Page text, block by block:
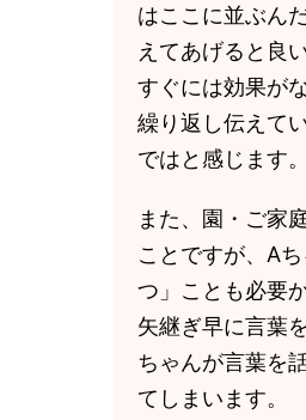
はここに並ぶん
えてあげると良
すぐには効果が
繰り返し伝えて
ではと感じます。
また、園・ご家
ことですが、A
つ」ことも必要
矢継ぎ早に言葉
ちゃんが言葉を
てしまいます。